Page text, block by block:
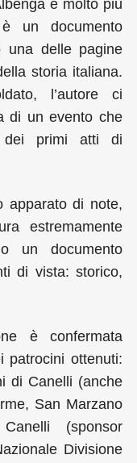
è molto più
un documento
una delle pagine
storia italiana.
l’autore ci
di un evento che
dei primi atti di
apparato di note,
estremamente
un documento
di vista: storico,
è confermata
patrocini ottenuti:
di Canelli (anche
San Marzano
(sponsor
Divisione